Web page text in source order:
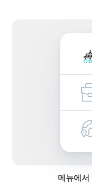
메뉴에서